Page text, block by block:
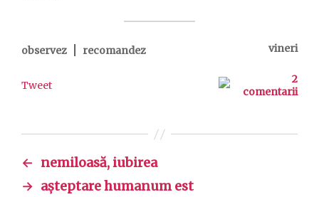
observez recomandez vineri
Tweet
2
comentarii
← nemiloasă, iubirea
→ așteptare humanum est